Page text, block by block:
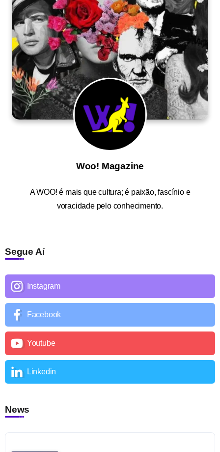
Woo! Magazine
AWOO! é mais que cultura; é paixão, fascínio e
voracidade pelo conhecimento.
Segue Aí
Instagram
Facebook
Youtube
Linkedin
News